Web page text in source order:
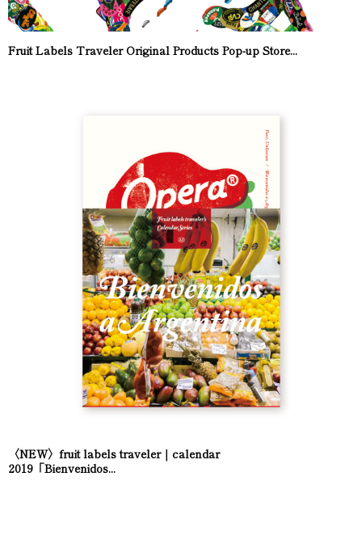
Fruit Labels Traveler Original Products Pop-up Store...
〈NEW〉fruit labels traveler｜calendar
2019「Bienvenidos...